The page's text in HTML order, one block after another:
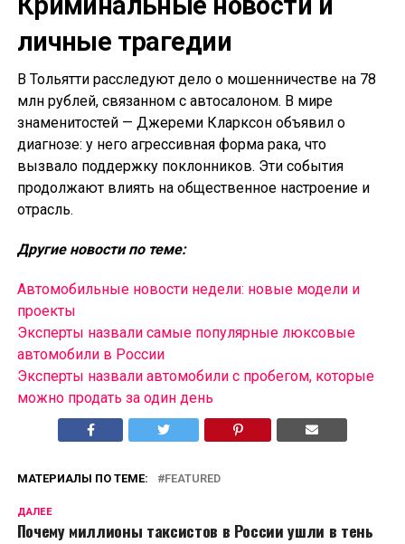
личные трагедии
В Тольятти расследуют дело о мошенничестве на 78
млн рублей, связанном с автосалоном. В мире
знаменитостей — Джереми Кларксон объявил о
диагнозе: у него агрессивная форма рака, что
вызвало поддержку поклонников. Эти события
продолжают влиять на общественное настроение и
отрасль.
Другие новости по теме:
Автомобильные новости недели: новые модели и
проекты
Эксперты назвали самые популярные люксовые
автомобили в России
Эксперты назвали автомобили с пробегом, которые
можно продать за один день
МАТЕРИАЛЫ ПО ТЕМЕ: FEATURED
ДАЛЕЕ
Почему миллионы таксистов в России ушли в тень